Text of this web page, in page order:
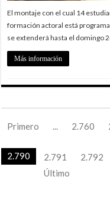
El montaje con el cual 14
formación actoral está
se extenderá hasta el domingo
Más información
Primero ... 2.760
2.790
2.791 2.792
Último